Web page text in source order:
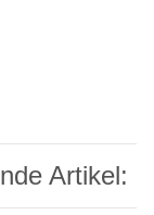
Artikel: